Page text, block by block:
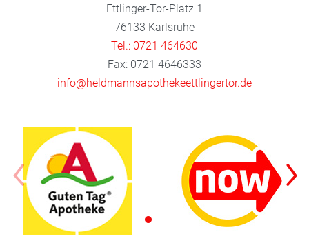
Ettlinger-Tor-Platz 1
76133 Karlsruhe
Tel.: 0721 464630
Fax: 0721 4646333
info@heldmannsapothekeettlingertor.de